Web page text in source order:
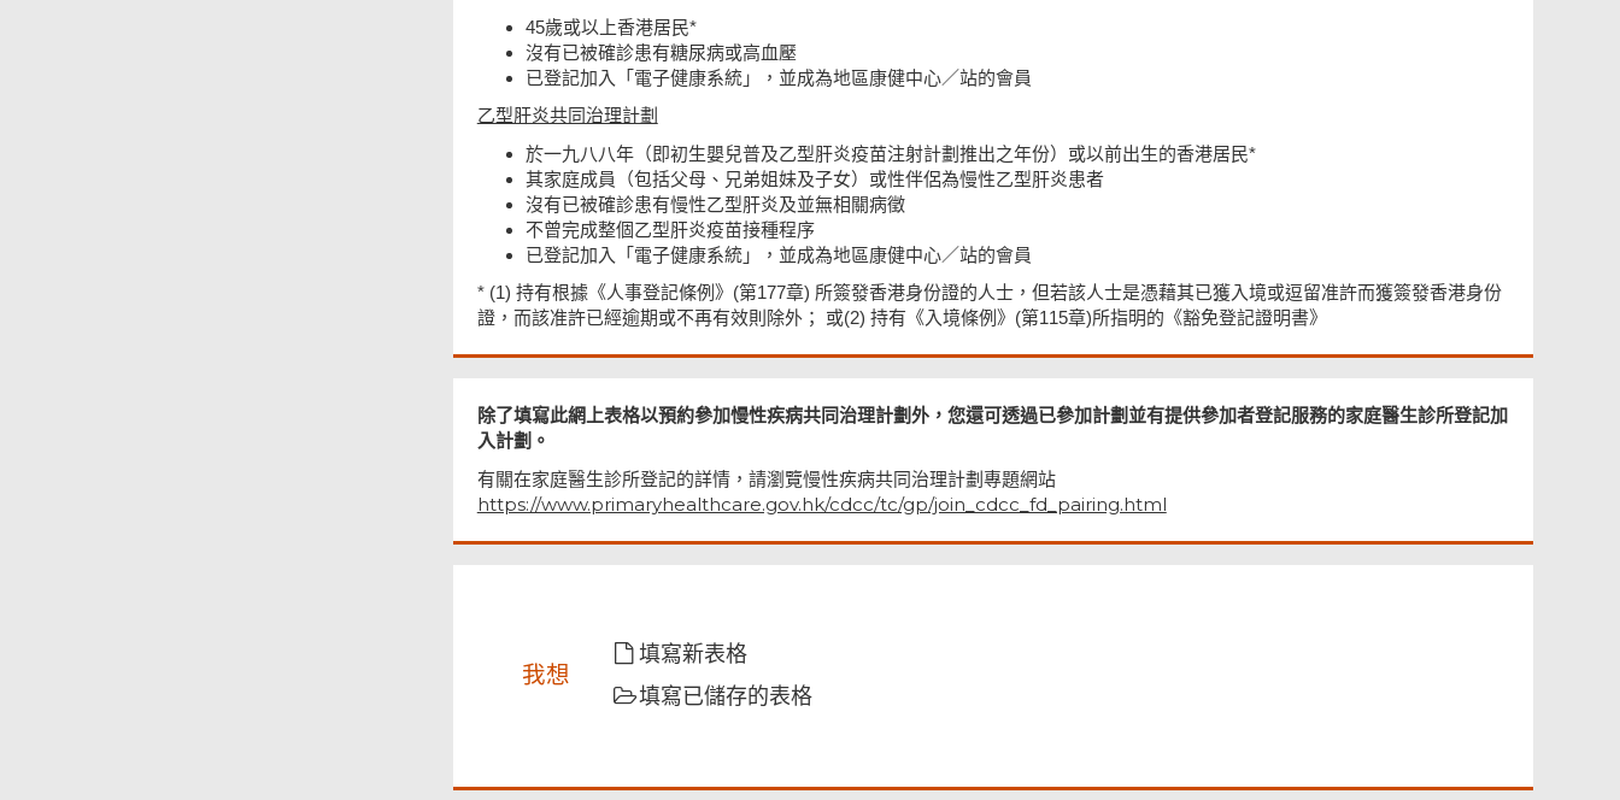
45歲或以上香港居民*
沒有已被確診患有糖尿病或高血壓
已登記加入「電子健康系統」，並成為地區康健中心／站的會員
乙型肝炎共同治理計劃
於一九八八年（即初生嬰兒普及乙型肝炎疫苗注射計劃推出之年份）或以前出生的香港居民*
其家庭成員（包括父母、兄弟姐妹及子女）或性伴侶為慢性乙型肝炎患者
沒有已被確診患有慢性乙型肝炎及並無相關病徵
不曾完成整個乙型肝炎疫苗接種程序
已登記加入「電子健康系統」，並成為地區康健中心／站的會員
* (1) 持有根據《人事登記條例》(第177章) 所簽發香港身份證的人士，但若該人士是憑藉其已獲入境或逗留准許而獲簽發香港身份
證，而該准許已經逾期或不再有效則除外； 或(2) 持有《入境條例》(第115章)所指明的《豁免登記證明書》
除了填寫此網上表格以預約參加慢性疾病共同治理計劃外，您還可透過已參加計劃並有提供參加者登記服務的家庭醫生診所登記加
入計劃。
有關在家庭醫生診所登記的詳情，請瀏覽慢性疾病共同治理計劃專題網站
https://www.primaryhealthcare.gov.hk/cdcc/tc/gp/join_cdcc_fd_pairing.html
我想
填寫新表格
填寫已儲存的表格